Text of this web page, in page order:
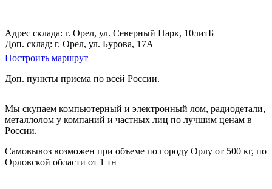
Адрес склада: г. Орел, ул. Северный Парк, 10литБ
Доп. склад: г. Орел, ул. Бурова, 17А
Построить маршрут
Доп. пункты приема по всей России.
Мы скупаем компьютерный и электронный лом, радиодетали,
металлолом у компаний и частных лиц по лучшим ценам в
России.
Самовывоз возможен при объеме по городу Орлу от 500 кг, по
Орловской области от 1 тн